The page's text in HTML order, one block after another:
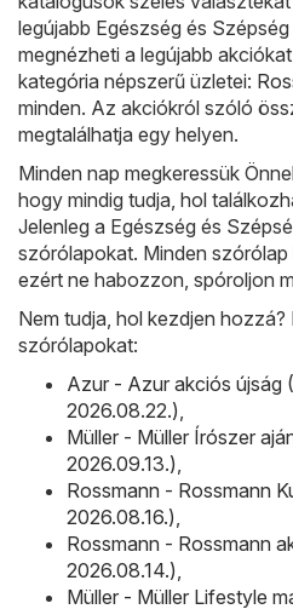
legújabb Egészség és
megnézheti a legújabb
kategória népszerű üzletei:
minden. Az akciókról szóló
megtalálhatja egy helyen.
Minden nap megkeressük
hogy mindig tudja, hol
Jelenleg a Egészség és
szórólapokat. Minden
ezért ne habozzon, spóroljon
Nem tudja, hol kezdjen
szórólapokat:
Azur - Azur akciós újság
2026.08.22.)
Müller - Müller Írószer
2026.09.13.)
Rossmann - Rossmann
2026.08.16.)
Rossmann - Rossmann
2026.08.14.)
Müller - Müller Lifestyle